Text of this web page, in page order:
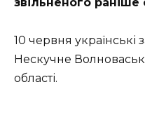
10 червня
Нескучне
області.